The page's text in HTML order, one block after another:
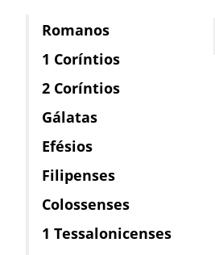
Romanos
1 Coríntios
2 Coríntios
Gálatas
Efésios
Filipenses
Colossenses
1 Tessalonicenses